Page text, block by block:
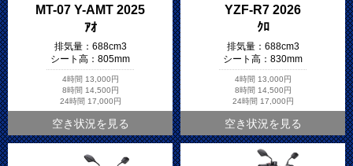
MT-07 Y-AMT 2025
ｱｵ
排気量： 688cm3
シート高： 805mm
4時間 13,000円
8時間 14,500円
24時間 17,000円
空き状況を見る
YZF-R7 2026
ｸﾛ
排気量： 688cm3
シート高： 830mm
4時間 13,000円
8時間 14,500円
24時間 17,000円
空き状況を見る